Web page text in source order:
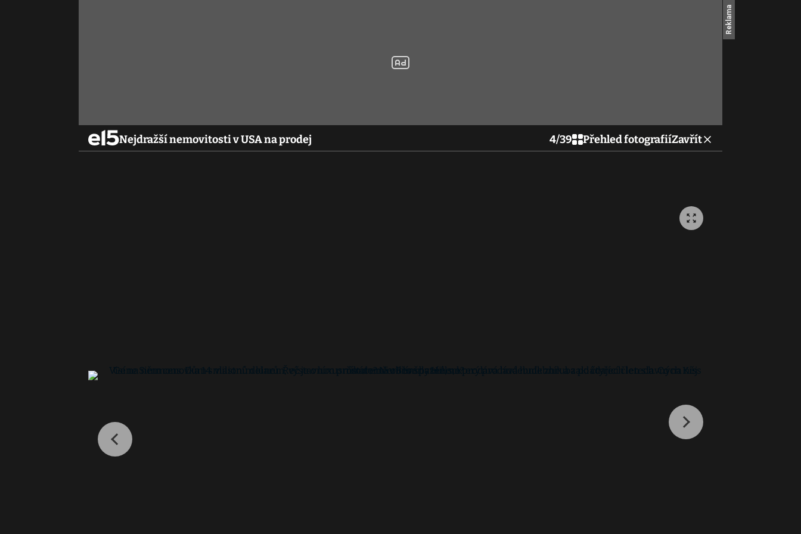
Nejdražší nemovitosti v USA na prodej 4/39 Přehled fotografiíZavřít